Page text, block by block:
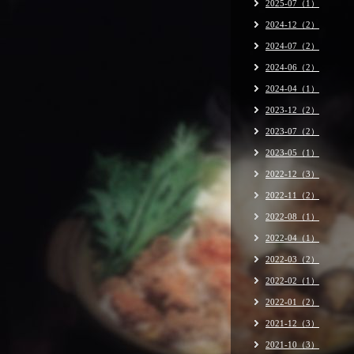
2025-07（1）
2024-12（2）
2024-07（2）
2024-06（2）
2024-04（1）
2023-12（2）
2023-07（2）
2023-05（1）
2022-12（3）
2022-11（2）
2022-08（1）
2022-04（1）
2022-03（2）
2022-02（1）
2022-01（2）
2021-12（3）
2021-10（3）